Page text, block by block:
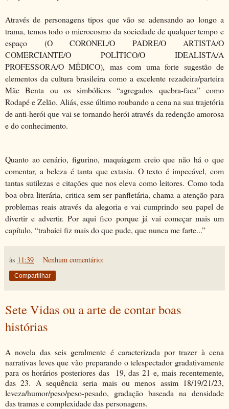
Através de personagens tipos que vão se adensando ao longo a
trama, temos todo o microcosmo da sociedade de qualquer tempo e
espaço (O CORONEL/O PADRE/O ARTISTA/O
COMERCIANTE/O POLÍTICO/O IDEALISTA/A
PROFESSORA/O MÉDICO), mas com uma forte sugestão de
elementos da cultura brasileira como a excelente rezadeira/parteira
Mãe Benta ou os simbólicos “agregados quebra-faca” como
Rodapé e Zelão. Aliás, esse último roubando a cena na sua trajetória
de anti-herói que vai se tornando herói através da redenção amorosa
e do conhecimento.
Quanto ao cenário, figurino, maquiagem creio que não há o que
comentar, a beleza é tanta que extasia. O texto é impecável, com
tantas sutilezas e citações que nos eleva como leitores. Como toda
boa obra literária, critica sem ser panfletária, chama a atenção para
problemas reais através da alegoria e vai cumprindo seu papel de
divertir e advertir. Por aqui fico porque já vai começar mais um
capítulo, “trabaiei fiz mais do que pude, que nunca me farte...”
às 11:39 Nenhum comentário:
Compartilhar
Sete Vidas ou a arte de contar boas
histórias
A novela das seis geralmente é caracterizada por trazer à cena
narrativas leves que vão preparando o telespectador gradativamente
para os horários posteriores das 19, das 21 e, mais recentemente,
das 23. A sequência seria mais ou menos assim 18/19/21/23,
leveza/humor/peso/peso-pesado, gradação baseada na densidade
das tramas e complexidade das personagens.